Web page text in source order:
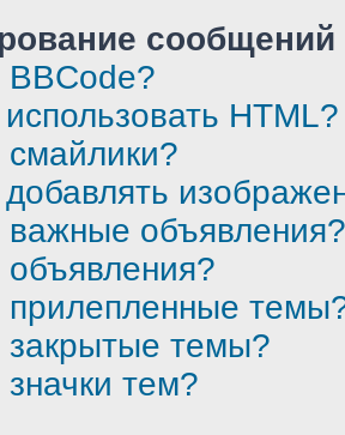
BBCode?
HTML?
смайлики?
важные объявления?
объявления?
прилепленные
закрытые темы?
тем?